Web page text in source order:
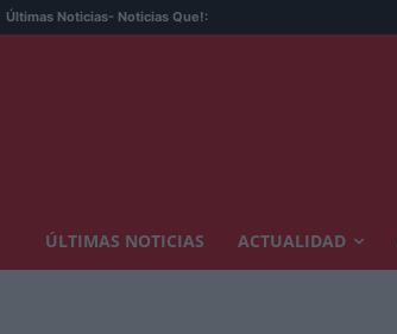
Últimas Noticias- Noticias Que!:
ÚLTIMAS NOTICIAS ACTUALIDAD